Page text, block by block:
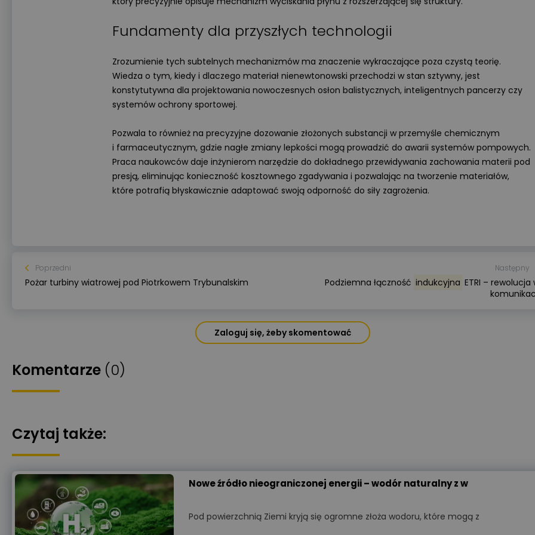
Fundamenty dla przyszłych technologii
Zrozumienie tych subtelnych mechanizmów ma znaczenie wykraczające poza czystą teorię.
Wiedza o tym, kiedy i dlaczego materiał nienewtonowski przechodzi w stan sztywny, jest
konstytutywna dla projektowania nowoczesnych osłon balistycznych, inteligentnych pancerzy czy
systemów ochrony sportowej.
Pozwala to również na precyzyjne dozowanie złożonych substancji w przemyśle chemicznym
i farmaceutycznym, gdzie nagłe zmiany lepkości mogą prowadzić do awarii systemów pompowych.
Praca naukowców daje inżynierom narzędzie do dokładnego przewidywania zachowania materii pod
presją, eliminując konieczność kosztownego zgadywania i pozwalając na tworzenie materiałów,
które potrafią błyskawicznie adaptować swoją odporność do siły zagrożenia.
Poprzedni
Pożar turbiny wiatrowej pod Piotrkowem Trybunalskim
Następny
Podziemna łączność indukcyjna ETRI – rewolucja
Zaloguj się, żeby skomentować
Komentarze (0)
Czytaj także:
Nowe źródło nieograniczonej energii – wodór naturalny z w
Pod powierzchnią Ziemi kryją się ogromne złoża wodoru, które mogą z
jaki model wybrać?
Wprowadzenie rozliczeń w
net-billingu oraz taryf
technologiczną ciekawostką, a
się koniecznością ekonomiczną.
W tym artykule analizujemy
parametry akumulatorów,
porównujemy systemy
Więcej
WIDEOPREZENTACJA